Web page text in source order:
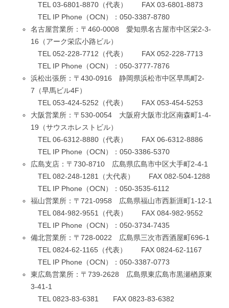
TEL 03-6801-8870（代表） FAX 03-6801-8873
TEL IP Phone（OCN）：050-3387-8780
名古屋営業所：〒460-0008 愛知県名古屋市中区栄2-3-
16（アーク栄広小路ビル）
TEL 052-228-7712（代表） FAX 052-228-7713
TEL IP Phone（OCN）：050-3777-7876
浜松出張所：〒430-0916 静岡県浜松市中区早馬町2-
7（早馬ビル4F）
TEL 053-424-5252（代表） FAX 053-454-5253
大阪営業所：〒530-0054 大阪府大阪市北区南森町1-4-
19（サウスホレストビル）
TEL 06-6312-8880（代表） FAX 06-6312-8886
TEL IP Phone（OCN）：050-3386-5370
広島支店：〒730-8710 広島県広島市中区大手町2-4-1
TEL 082-248-1281（大代表） FAX 082-504-1288
TEL IP Phone（OCN）：050-3535-6112
福山営業所：〒721-0958 広島県福山市西新涯町1-12-1
TEL 084-982-9551（代表） FAX 084-982-9552
TEL IP Phone（OCN）：050-3734-7435
備北営業所：〒728-0022 広島県三次市西酒屋町696-1
TEL 0824-62-1165（代表） FAX 0824-62-1167
TEL IP Phone（OCN）：050-3387-0773
東広島営業所：〒739-2628 広島県東広島市黒瀬楢原東
3-41-1
TEL 0823-83-6381 FAX 0823-83-6382